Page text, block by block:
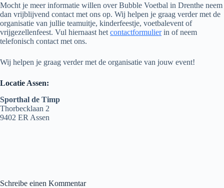
Mocht je meer informatie willen over Bubble Voetbal in Drenthe neem
dan vrijblijvend contact met ons op. Wij helpen je graag verder met de
organisatie van jullie teamuitje, kinderfeestje, voetbalevent of
vrijgezellenfeest. Vul hiernaast het contactformulierin of neem
telefonisch contact met ons.
Wij helpen je graag verder met de organisatie van jouw event!
Locatie Assen:
Sporthal de Timp
Thorbecklaan 2
9402 ER Assen
Schreibe einen Kommentar